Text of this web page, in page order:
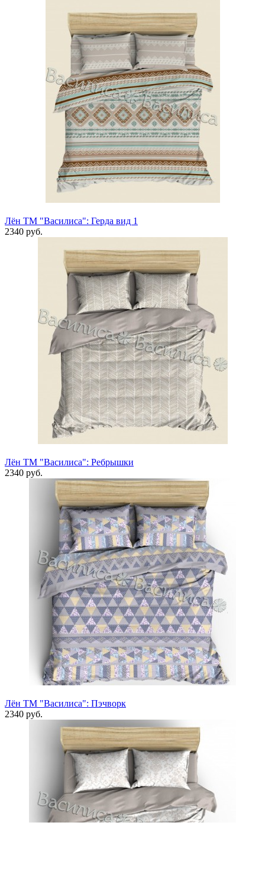
Лён ТМ "Василиса": Герда вид 1
2340 руб.
Лён ТМ "Василиса": Ребрышки
2340 руб.
Лён ТМ "Василиса": Пэчворк
2340 руб.